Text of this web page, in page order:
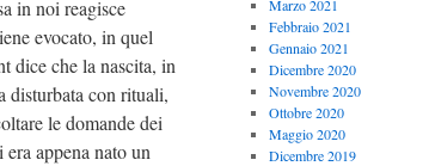
in noi reagisce
evocato, in quel
dice che la nascita, in
disturbata con rituali,
le domande dei
appena nato un
Marzo 2021
Febbraio 2021
Gennaio 2021
Dicembre 2020
Novembre 2020
Ottobre 2020
Maggio 2020
Dicembre 2019